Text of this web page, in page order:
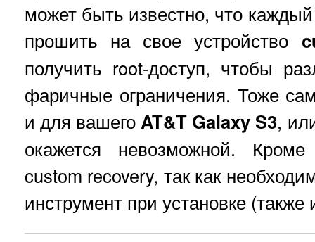
может быть известно, что
прошить на свое устройство
получить root-доступ, чтобы
фаричные ограничения. Тоже
и для вашего AT&T Galaxy S3,
окажется невозможной.
custom recovery, так как
инструмент при установке (также